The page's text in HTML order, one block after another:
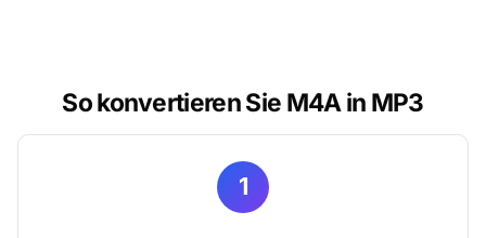
So konvertieren Sie M4A in MP3
1